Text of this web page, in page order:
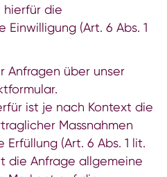
hierfür die
Einwilligung (Art. 6 Abs. 1
Anfragen über unser
ist je nach Kontext die
Massnahmen
(Art. 6 Abs. 1 lit.
die Anfrage allgemeine